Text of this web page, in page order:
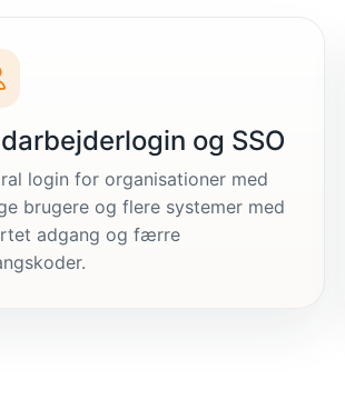
og SSO
login for organisationer med
brugere og flere systemer med
adgang og færre